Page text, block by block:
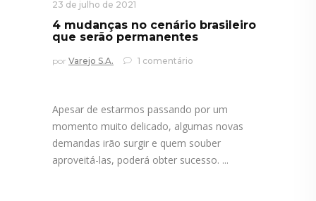
23 de julho de 2021
4 mudanças no cenário brasileiro
que serão permanentes
por Varejo S.A. 1 comentário
Apesar de estarmos passando por um
momento muito delicado, algumas novas
demandas irão surgir e quem souber
aproveitá-las, poderá obter sucesso.